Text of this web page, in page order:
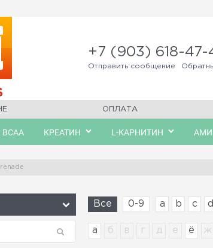
+7 (903) 618-47-
Отправить сообщение
ОПЛАТА
BCAA КРЕАТИН L-КАРНИТИН
Все 0-9 a b c d
а б в г д е ё ж